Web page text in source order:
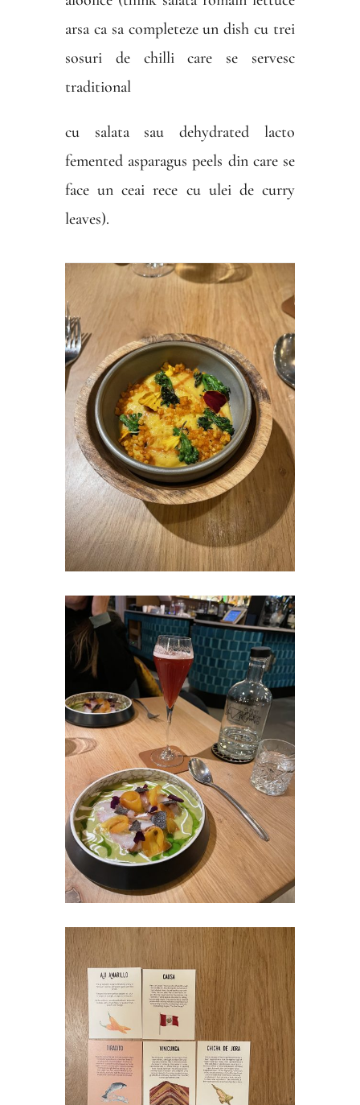
arsa ca sa completeze un dish cu trei
sosuri de chilli care se servesc
traditional
cu salata sau dehydrated lacto
femented asparagus peels din care se
face un ceai rece cu ulei de curry
leaves).